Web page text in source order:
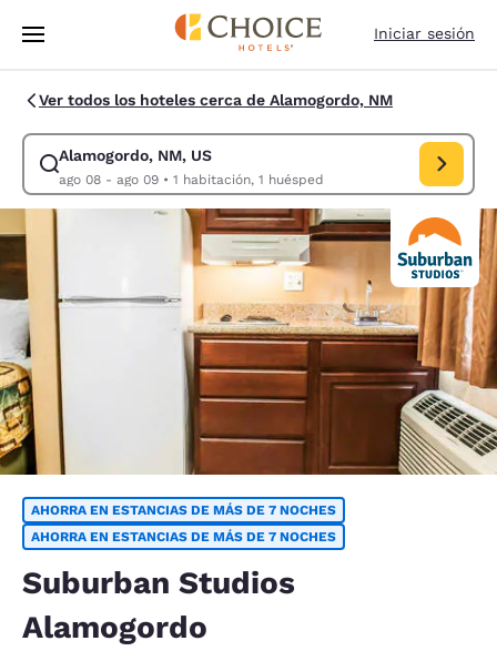
Pasar A Contenido Principal
Iniciar sesión
Ver todos los hoteles cerca de Alamogordo, NM
Alamogordo, NM, US
ago 08 - ago 09• 1 habitación, 1 huésped
Modificar la búsqueda de Alamogordo, NM, US. Fecha de check-in
AHORRA EN ESTANCIAS DE MÁS DE 7 NOCHES
AHORRA EN ESTANCIAS DE MÁS DE 7 NOCHES
Suburban Studios
Alamogordo